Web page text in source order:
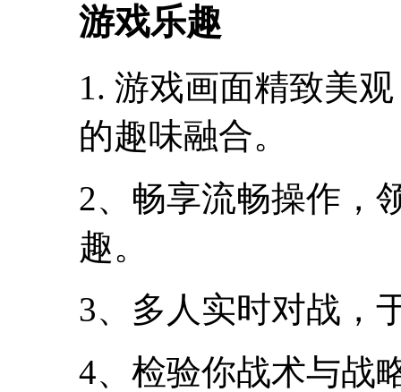
游戏乐趣
1. 游戏画面精致美
的趣味融合。
2、畅享流畅操作，
趣。
3、多人实时对战，
4、检验你战术与战